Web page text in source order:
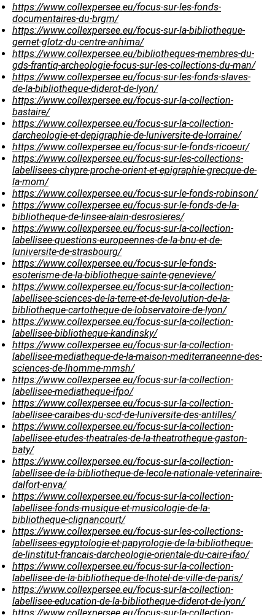
https://www.collexpersee.eu/focus-sur-les-fonds-
documentaires-du-brgm/
https://www.collexpersee.eu/focus-sur-la-bibliotheque-
gernet-glotz-du-centre-anhima/
https://www.collexpersee.eu/bibliotheques-membres-du-
gds-frantiq-archeologie-focus-sur-les-collections-du-man/
https://www.collexpersee.eu/focus-sur-les-fonds-slaves-
de-la-bibliotheque-diderot-de-lyon/
https://www.collexpersee.eu/focus-sur-la-collection-
bastaire/
https://www.collexpersee.eu/focus-sur-la-collection-
darcheologie-et-depigraphie-de-luniversite-de-lorraine/
https://www.collexpersee.eu/focus-sur-le-fonds-ricoeur/
https://www.collexpersee.eu/focus-sur-les-collections-
labellisees-chypre-proche-orient-et-epigraphie-grecque-de-
la-mom/
https://www.collexpersee.eu/focus-sur-le-fonds-robinson/
https://www.collexpersee.eu/focus-sur-le-fonds-de-la-
bibliotheque-de-linsee-alain-desrosieres/
https://www.collexpersee.eu/focus-sur-la-collection-
labellisee-questions-europeennes-de-la-bnu-et-de-
luniversite-de-strasbourg/
https://www.collexpersee.eu/focus-sur-le-fonds-
esoterisme-de-la-bibliotheque-sainte-genevieve/
https://www.collexpersee.eu/focus-sur-la-collection-
labellisee-sciences-de-la-terre-et-de-levolution-de-la-
bibliotheque-cartotheque-de-lobservatoire-de-lyon/
https://www.collexpersee.eu/focus-sur-la-collection-
labellisee-bibliotheque-kandinsky/
https://www.collexpersee.eu/focus-sur-la-collection-
labellisee-mediatheque-de-la-maison-mediterraneenne-des-
sciences-de-lhomme-mmsh/
https://www.collexpersee.eu/focus-sur-la-collection-
labellisee-mediatheque-ifpo/
https://www.collexpersee.eu/focus-sur-la-collection-
labellisee-caraibes-du-scd-de-luniversite-des-antilles/
https://www.collexpersee.eu/focus-sur-la-collection-
labellisee-etudes-theatrales-de-la-theatrotheque-gaston-
baty/
https://www.collexpersee.eu/focus-sur-la-collection-
labellisee-de-la-bibliotheque-de-lecole-nationale-veterinaire-
dalfort-enva/
https://www.collexpersee.eu/focus-sur-la-collection-
labellisee-fonds-musique-et-musicologie-de-la-
bibliotheque-clignancourt/
https://www.collexpersee.eu/focus-sur-les-collections-
labellisees-egyptologie-et-papyrologie-de-la-bibliotheque-
de-linstitut-francais-darcheologie-orientale-du-caire-ifao/
https://www.collexpersee.eu/focus-sur-la-collection-
labellisee-de-la-bibliotheque-de-lhotel-de-ville-de-paris/
https://www.collexpersee.eu/focus-sur-la-collection-
labellisee-education-de-la-bibliotheque-diderot-de-lyon/
https://www.collexpersee.eu/focus-sur-la-collection-